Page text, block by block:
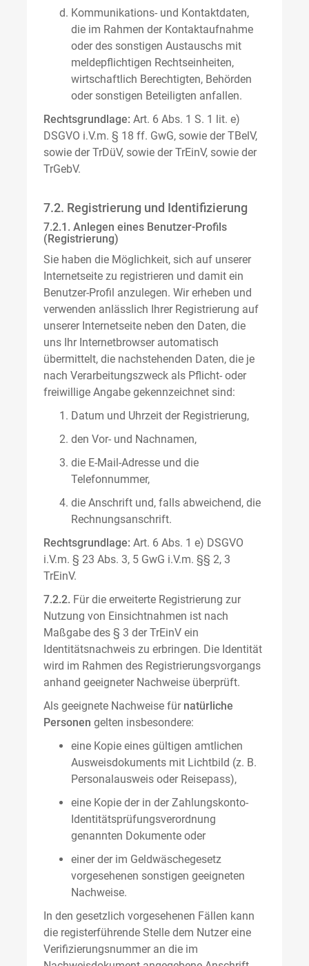
Kommunikations- und Kontaktdaten,
die im Rahmen der Kontaktaufnahme
oder des sonstigen Austauschs mit
meldepflichtigen Rechtseinheiten,
wirtschaftlich Berechtigten, Behörden
oder sonstigen Beteiligten anfallen.
Rechtsgrundlage: Art. 6 Abs. 1 S. 1 lit. e)
DSGVO i.V.m. § 18 ff. GwG, sowie der TBelV,
sowie der TrDüV, sowie der TrEinV, sowie der
TrGebV.
7.2. Registrierung und Identifizierung
7.2.1. Anlegen eines Benutzer-Profils
(Registrierung)
Sie haben die Möglichkeit, sich auf unserer
Internetseite zu registrieren und damit ein
Benutzer-Profil anzulegen. Wir erheben und
verwenden anlässlich Ihrer Registrierung auf
unserer Internetseite neben den Daten, die
uns Ihr Internetbrowser automatisch
übermittelt, die nachstehenden Daten, die je
nach Verarbeitungszweck als Pflicht- oder
freiwillige Angabe gekennzeichnet sind:
Datum und Uhrzeit der Registrierung,
den Vor- und Nachnamen,
die E-Mail-Adresse und die
Telefonnummer,
die Anschrift und, falls abweichend, die
Rechnungsanschrift.
Rechtsgrundlage: Art. 6 Abs. 1 e) DSGVO
i.V.m. § 23 Abs. 3, 5 GwG i.V.m. §§ 2, 3
TrEinV.
7.2.2. Für die erweiterte Registrierung zur
Nutzung von Einsichtnahmen ist nach
Maßgabe des § 3 der TrEinV ein
Identitätsnachweis zu erbringen. Die Identität
wird im Rahmen des Registrierungsvorgangs
anhand geeigneter Nachweise überprüft.
Als geeignete Nachweise für natürliche
Personen gelten insbesondere:
eine Kopie eines gültigen amtlichen
Ausweisdokuments mit Lichtbild (z. B.
Personalausweis oder Reisepass),
eine Kopie der in der Zahlungskonto-
Identitätsprüfungsverordnung
genannten Dokumente oder
einer der im Geldwäschegesetz
vorgesehenen sonstigen geeigneten
Nachweise.
In den gesetzlich vorgesehenen Fällen kann
die registerführende Stelle dem Nutzer eine
Verifizierungsnummer an die im